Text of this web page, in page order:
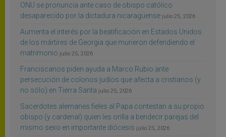
ONU se pronuncia ante caso de obispo católico
desaparecido por la dictadura nicaragüense julio 25, 2026
Aumenta el interés por la beatificación en Estados Unidos
de los mártires de Georgia que murieron defendiendo el
matrimonio julio 25, 2026
Franciscanos piden ayuda a Marco Rubio ante
persecución de colonos judíos que afecta a cristianos (y
no sólo) en Tierra Santa julio 25, 2026
Sacerdotes alemanes fieles al Papa contestan a su propio
obispo (y cardenal) quien les orilla a bendecir parejas del
mismo sexo en importante diócesis julio 25, 2026